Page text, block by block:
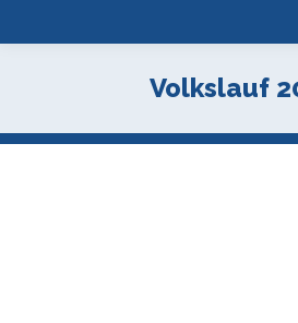
Volkslauf